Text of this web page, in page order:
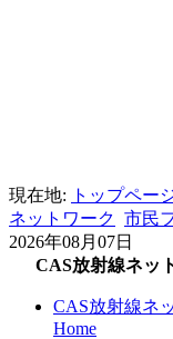
現在地: トップペー
ネットワーク 市民
2026年08月07日
CAS放射線ネッ
CAS放射線ネ
Home